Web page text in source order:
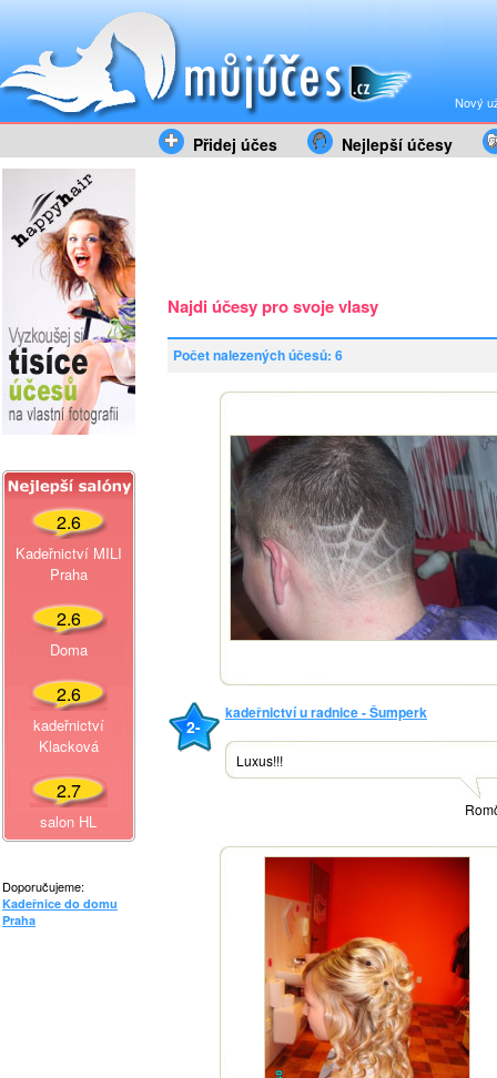
Nový
Přidej účes Nejlepší účesy
2.6
Kadeřnictví MILI
Praha
2.6
Doma
2.6
kadeřnictví
Klacková
2.7
salon HL
Doporučujeme:
Kadeřnice do domu
Praha
Najdi účesy pro svoje vlasy
Počet nalezených účesů: 6
2-
kadeřnictví u radnice - Šumperk
Luxus!!!